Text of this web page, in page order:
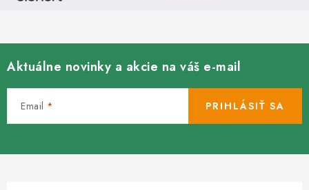
Aktuálne novinky a akcie na váš e-mail
Email PRIHLÁSIŤ SA